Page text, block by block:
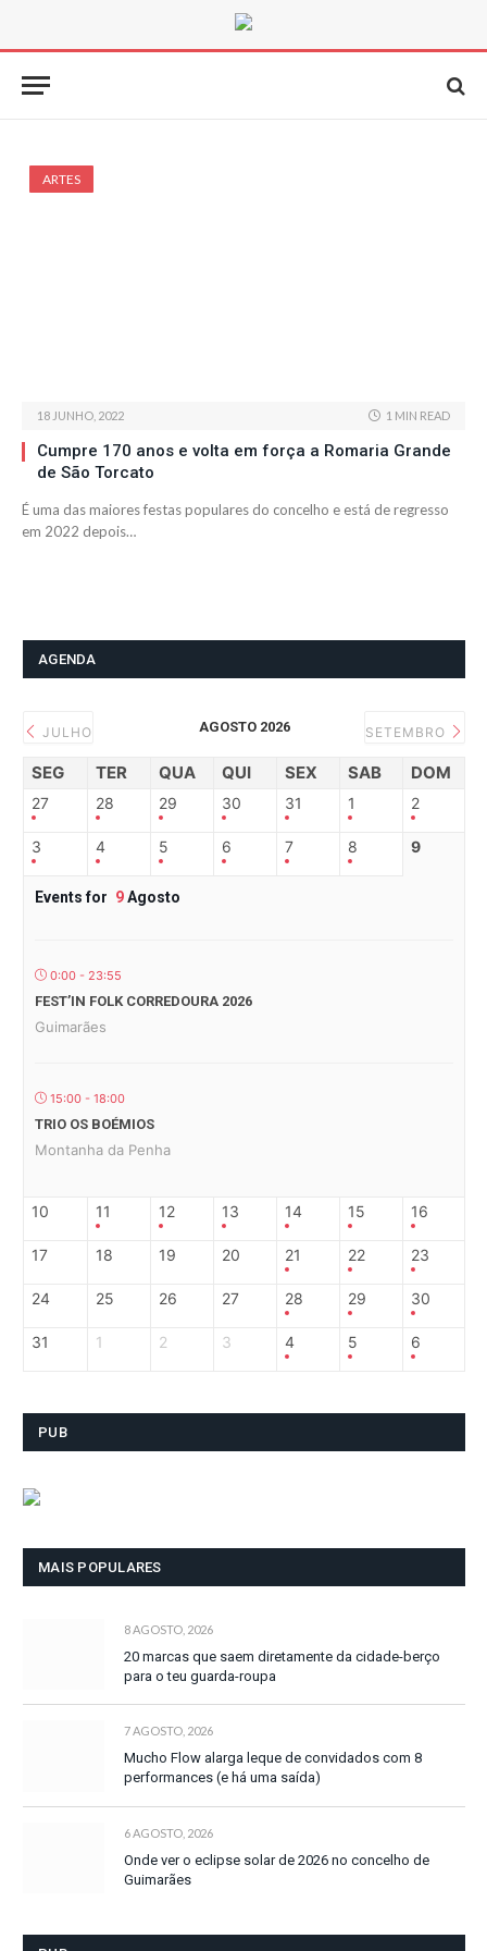
ARTES
18 JUNHO, 2022 1 MIN READ
Cumpre 170 anos e volta em força a Romaria Grande
de São Torcato
É uma das maiores festas populares do concelho e está de regresso
em 2022 depois…
AGENDA
JULHO AGOSTO 2026 SETEMBRO
SEG TER QUA QUI SEX SAB DOM
27 28 29 30 31 1 2
3 4 5 6 7 8 9
Events for 9Agosto
0:00 - 23:55
FEST’IN FOLK CORREDOURA 2026
Guimarães
15:00 - 18:00
TRIO OS BOÉMIOS
Montanha da Penha
10 11 12 13 14 15 16
17 18 19 20 21 22 23
24 25 26 27 28 29 30
31 1 2 3 4 5 6
PUB
MAIS POPULARES
8 AGOSTO, 2026
20 marcas que saem diretamente da cidade-berço
para o teu guarda-roupa
7 AGOSTO, 2026
Mucho Flow alarga leque de convidados com 8
performances (e há uma saída)
6 AGOSTO, 2026
Onde ver o eclipse solar de 2026 no concelho de
Guimarães